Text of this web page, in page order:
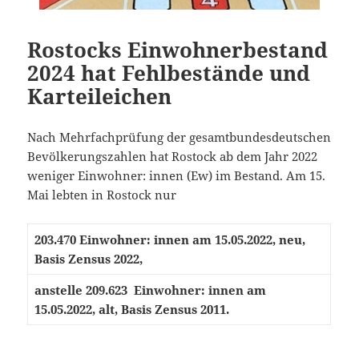
Rostocks Einwohnerbestand
2024 hat Fehlbestände und
Karteileichen
Nach Mehrfachprüfung der gesamtbundesdeutschen
Bevölkerungszahlen hat Rostock ab dem Jahr 2022
weniger Einwohner: innen (Ew) im Bestand. Am 15.
Mai lebten in Rostock nur
203.470 Einwohner: innen am 15.05.2022, neu,
Basis Zensus 2022,
anstelle 209.623 Einwohner: innen am
15.05.2022, alt, Basis Zensus 2011.